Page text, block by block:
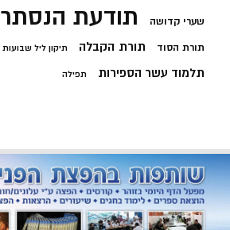
שערי קדושה תודעת הנסתר
תורת הסוד תורת הקבלה תיקון ליל שבועות
תלמוד עשר הספירות תפילה